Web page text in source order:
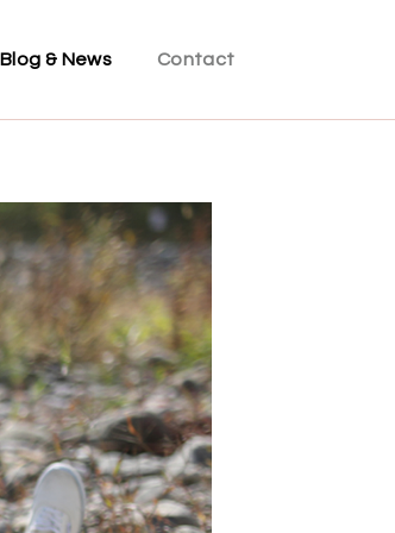
Blog & News Contact